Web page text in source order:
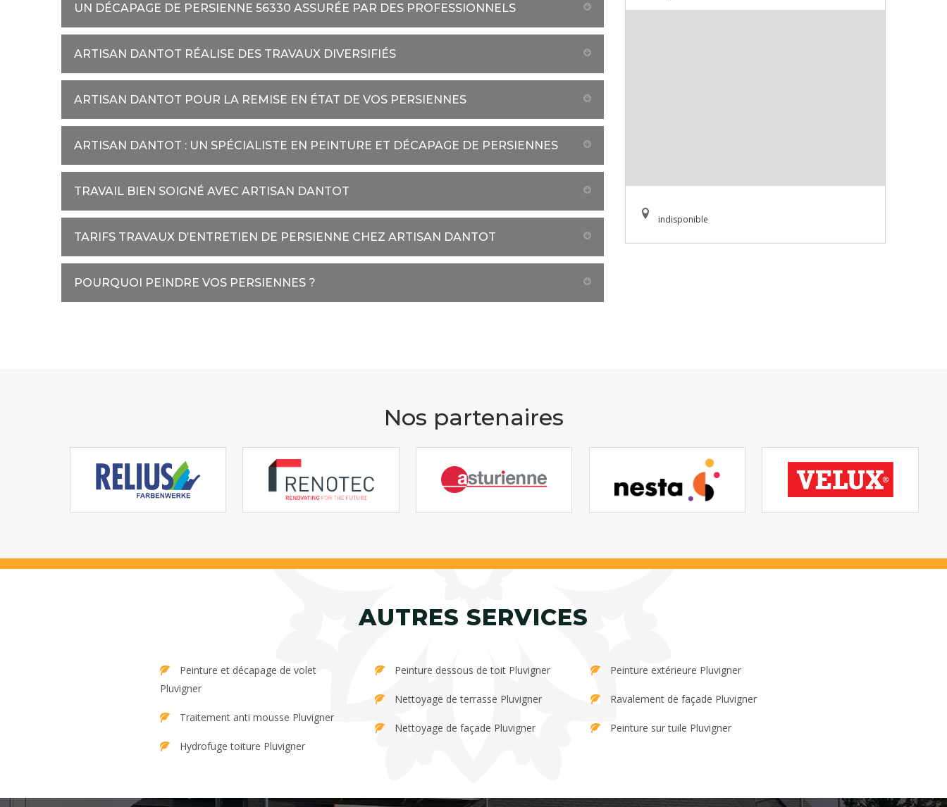
UN DÉCAPAGE DE PERSIENNE 56330 ASSURÉE PAR DES PROFESSIONNELS
ARTISAN DANTOT RÉALISE DES TRAVAUX DIVERSIFIÉS
ARTISAN DANTOT POUR LA REMISE EN ÉTAT DE VOS PERSIENNES
ARTISAN DANTOT : UN SPÉCIALISTE EN PEINTURE ET DÉCAPAGE DE PERSIENNES
TRAVAIL BIEN SOIGNÉ AVEC ARTISAN DANTOT
TARIFS TRAVAUX D’ENTRETIEN DE PERSIENNE CHEZ ARTISAN DANTOT
POURQUOI PEINDRE VOS PERSIENNES ?
indisponible
Nos partenaires
AUTRES SERVICES
Pluvigner
Traitement anti mousse Pluvigner
Hydrofuge toiture Pluvigner
Peinture dessous de toit Pluvigner
Nettoyage de terrasse Pluvigner
Nettoyage de façade Pluvigner
Peinture extérieure Pluvigner
Ravalement de façade Pluvigner
Peinture sur tuile Pluvigner